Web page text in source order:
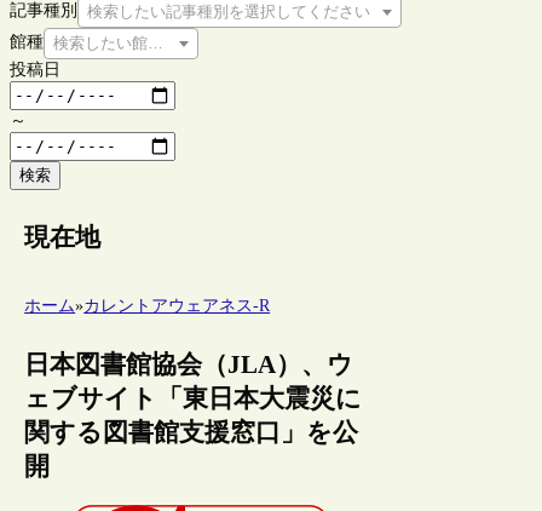
記事種別
検索したい記事種別を選択してください
館種 検索したい館種を選択してください
投稿日
～
検索
現在地
ホーム»カレントアウェアネス-R
日本図書館協会（JLA）、ウ
ェブサイト「東日本大震災に
関する図書館支援窓口」を公
開